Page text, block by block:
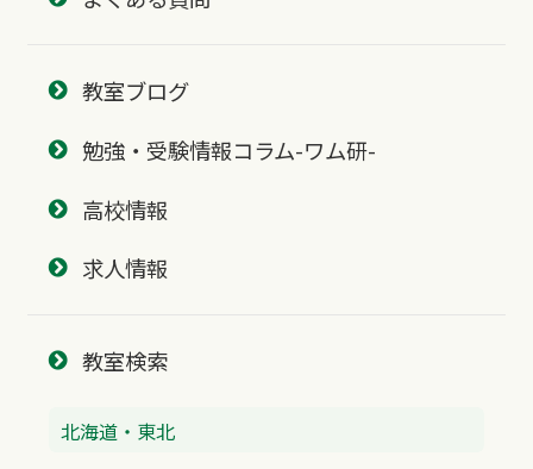
教室ブログ
勉強・受験情報コラム-ワム研-
高校情報
求人情報
教室検索
北海道・東北